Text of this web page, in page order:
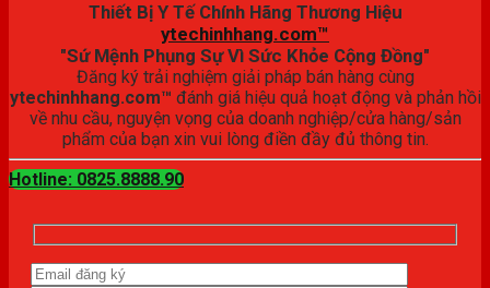
Thiết Bị Y Tế Chính Hãng Thương Hiệu
ytechinhhang.com™
"Sứ Mệnh Phụng Sự Vì Sức Khỏe Cộng Đồng"
Đăng ký trải nghiệm giải pháp bán hàng cùng
ytechinhhang.com™ đánh giá hiệu quả hoạt động và phản hồi
về nhu cầu, nguyện vọng của doanh nghiệp/cửa hàng/sản
phẩm của bạn xin vui lòng điền đầy đủ thông tin.
Hotline: 0825.8888.90